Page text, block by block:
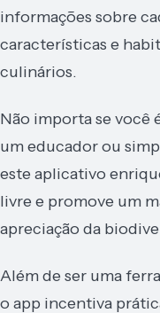
informações sobre
características e
culinários.
Não importa se você
um educador ou
este aplicativo
livre e promove um
apreciação da
Além de ser uma
o app incentiva